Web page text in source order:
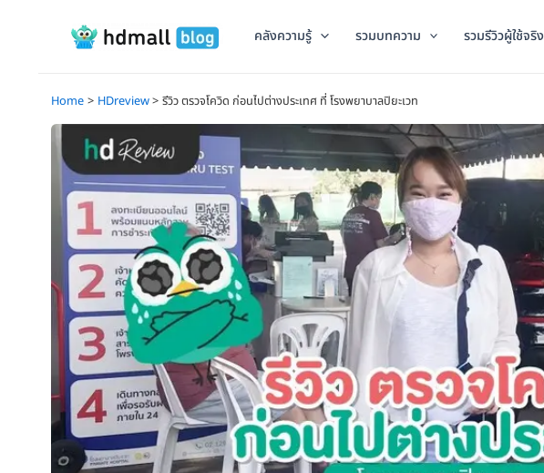
คลังความรู้ รวมบทความ รวมรีวิวผู้ใช้จริง
Home HDreview รีวิว ตรวจโควิด ก่อนไปต่างประเทศ ที่ โรงพยาบาลปิยะเวท